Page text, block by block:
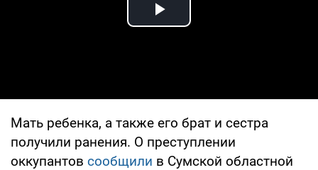
Play Video
Мать ребенка, а также его брат и сестра
получили ранения. О преступлении
оккупантов сообщили в Сумской областной